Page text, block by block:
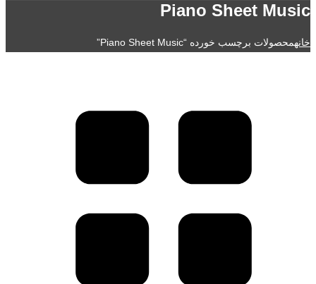
Piano Sheet Music
خانهمحصولات برچسب خورده “Piano Sheet Music”